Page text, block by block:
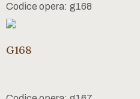
Codice opera: g168
G168